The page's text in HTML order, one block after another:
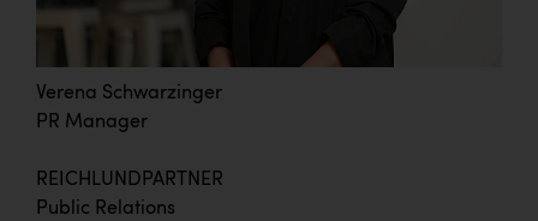
Verena Schwarzinger
PR Manager
REICHLUNDPARTNER
Public Relations